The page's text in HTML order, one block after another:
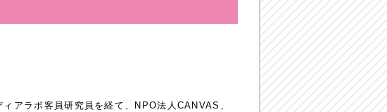
アラボ客員研究員を経て、NPO法人CANVAS、